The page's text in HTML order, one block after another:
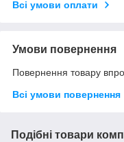
Всі умови оплати
Умови повернення
Повернення товару
Всі умови повернення
Подібні товари